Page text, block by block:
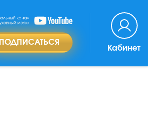
ПОДПИСАТЬСЯ
Кабинет